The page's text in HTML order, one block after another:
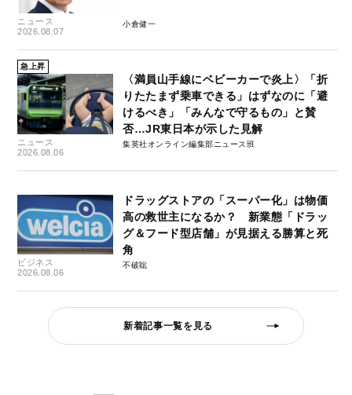
ニュース
2026.08.07
小倉健一
急上昇
ニュース
2026.08.06
〈満員山手線にベビーカーで炎上〉「折
りたたまず乗車できる」はずなのに「避
けるべき」「みんなで守るもの」と賛
否…JR東日本が示した見解
集英社オンライン編集部ニュース班
ビジネス
2026.08.06
ドラッグストアの「スーパー化」は物価
高の救世主になるか？ 新業態「ドラッ
グ＆フード型店舗」が見据える勝算と死
角
不破聡
新着記事一覧を見る